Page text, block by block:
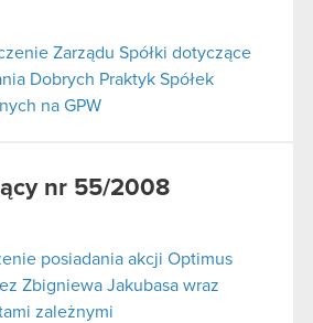
Zarządu Spółki dotyczące
Dobrych Praktyk Spółek
na GPW
nr 55/2008
posiadania akcji Optimus
Zbigniewa Jakubasa wraz
zależnymi